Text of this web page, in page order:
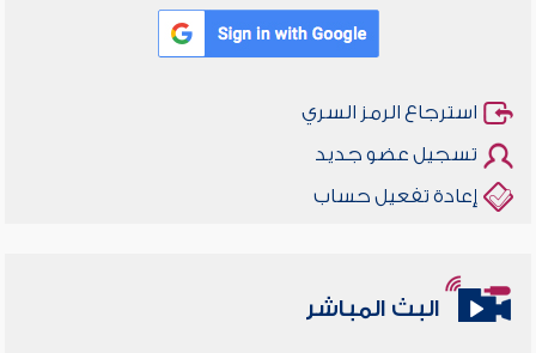
استرجاع الرمز السري
تسجيل عضو جديد
إعادة تفعيل حساب
البث المباشر